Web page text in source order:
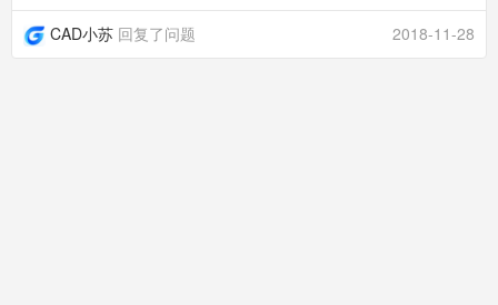
CAD小苏 回复了问题 2018-11-28